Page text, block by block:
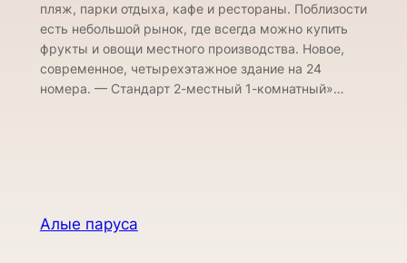
пляж, парки отдыха, кафе и рестораны. Поблизости
есть небольшой рынок, где всегда можно купить
фрукты и овощи местного производства. Новое,
современное, четырехэтажное здание на 24
номера. — Стандарт 2-местный 1-комнатный»…
Алые паруса